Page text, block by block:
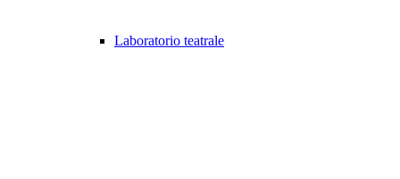
Laboratorio teatrale